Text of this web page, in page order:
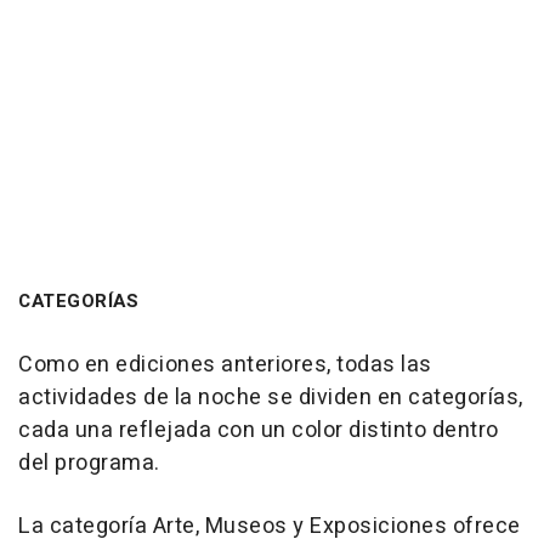
CATEGORÍAS
Como en ediciones anteriores, todas las
actividades de la noche se dividen en categorías,
cada una reflejada con un color distinto dentro
del programa.
La categoría Arte, Museos y Exposiciones ofrece